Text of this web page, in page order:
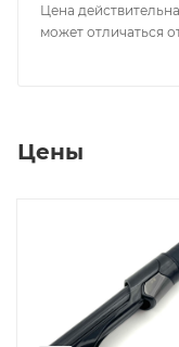
Цена
может отличаться
Цены